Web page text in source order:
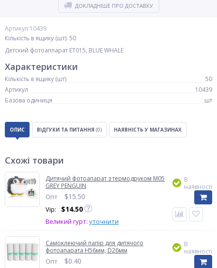
Артикул:10439
Кількість в ящику (шт): 50
Детский фотоаппарат ET015, BLUE WHALE
ДОКЛАДНІШЕ ПРО ДОСТАВКУ
Характеристики
Кількість в ящику (шт)
50
Артикул
10439
Базова одиниця
шт
ОПИС ВІДГУКИ ТА ПИТАННЯ (0) НАЯВНІСТЬ У МАГАЗИНАХ
Схожі товари
Дитячий фотоапарат з термодруком M05
GREY PENGUIN
Опт $15.50
Vip: $14.50
Великий гурт: уточнити
В
наявності
Самоклеючий папір для дитячого
фотоапарата H56мм, D26мм
Опт $0.40
В
наявності